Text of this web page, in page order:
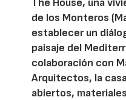
de los Monteros
establecer un
paisaje del
colaboración con
Arquitectos, la
abiertos,